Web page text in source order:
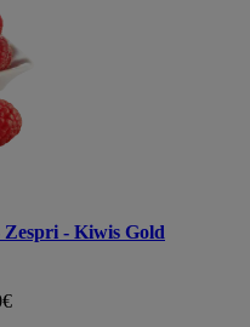
Zespri - Kiwis Gold